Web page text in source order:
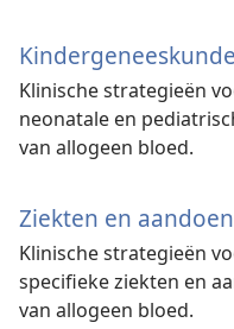
Kindergeneeskunde
Klinische strategieën
neonatale en
van allogeen bloed.
Ziekten en
Klinische strategieën
specifieke ziekten en
van allogeen bloed.